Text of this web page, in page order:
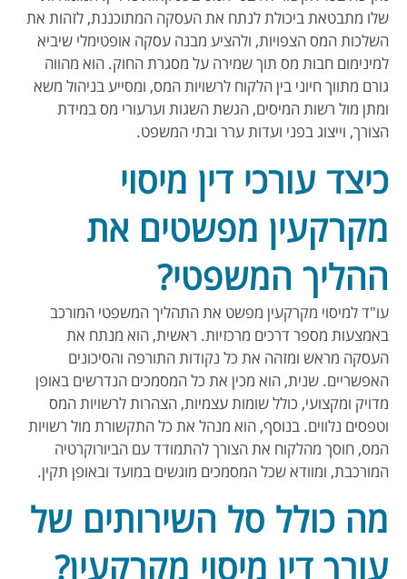
שלו מתבטאת ביכולת לנתח את העסקה המתוכננת, לזהות את
השלכות המס הצפויות, ולהציע מבנה עסקה אופטימלי שיביא
למינימום חבות מס תוך שמירה על מסגרת החוק. הוא מהווה
גורם מתווך חיוני בין הלקוח לרשויות המס, ומסייע בניהול משא
ומתן מול רשות המיסים, הגשת השגות וערעורי מס במידת
הצורך, וייצוג בפני ועדות ערר ובתי המשפט.
כיצד עורכי דין מיסוי
מקרקעין מפשטים את
ההליך המשפטי?
עו"ד למיסוי מקרקעין מפשט את התהליך המשפטי המורכב
באמצעות מספר דרכים מרכזיות. ראשית, הוא מנתח את
העסקה מראש ומזהה את כל נקודות התורפה והסיכונים
האפשריים. שנית, הוא מכין את כל המסמכים הנדרשים באופן
מדויק ומקצועי, כולל שומות עצמיות, הצהרות לרשויות המס
וטפסים נלווים. בנוסף, הוא מנהל את כל התקשורת מול רשויות
המס, חוסך מהלקוח את הצורך להתמודד עם הביורוקרטיה
המורכבת, ומוודא שכל המסמכים מוגשים במועד ובאופן תקין.
מה כולל סל השירותים של
עורך דין מיסוי מקרקעין?